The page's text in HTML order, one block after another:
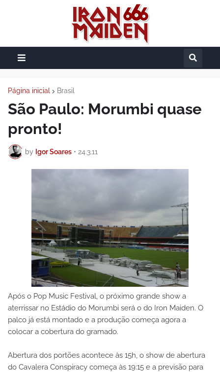
Página inicial Brasil
São Paulo: Morumbi quase
pronto!
by Igor Soares • 24.3.11
Após o Pop Music Festival, o próximo grande show a
aterrissar no Estádio do Morumbi será o do Iron Maiden. O
palco já está montado e a produção começa agora a
colocar a cobertura do gramado.
Abertura dos portões acontece às 15h, o show de abertura
do Cavalera Conspiracy começa às 19:15 e a previsão para